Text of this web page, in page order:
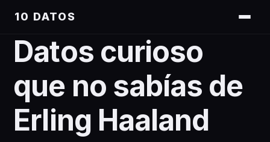
10 DATOS
Datos curioso
que no sabías de
Erling Haaland